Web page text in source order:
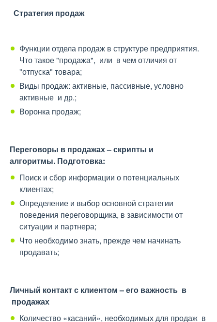
Стратегия продаж
Функции отдела продаж в структуре предприятия.
Что такое "продажа", или в чем отличия от
"отпуска" товара;
Виды продаж: активные, пассивные, условно
активные и др.;
Воронка продаж;
Переговоры в продажах – скрипты и
алгоритмы. Подготовка:
Поиск и сбор информации о потенциальных
клиентах;
Определение и выбор основной стратегии
поведения переговорщика, в зависимости от
ситуации и партнера;
Что необходимо знать, прежде чем начинать
продавать;
Личный контакт с клиентом – его важность в
продажах
Количество «касаний», необходимых для продаж в